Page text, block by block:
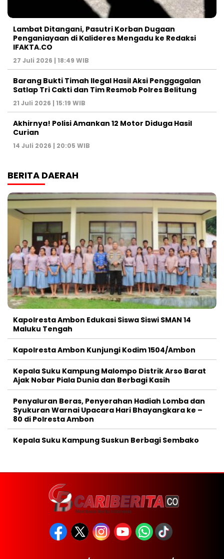
Lambat Ditangani, Pasutri Korban Dugaan
Penganiayaan di Kalideres Mengadu ke Redaksi
IFAKTA.CO
27 Juli 2026 | 18:49 WIB
Barang Bukti Timah Ilegal Hasil Aksi Penggagalan
Satlap Tri Cakti dan Tim Resmob Polres Belitung
21 Juli 2026 | 15:19 WIB
Akhirnya! Polisi Amankan 12 Motor Diduga Hasil
Curian
14 Juli 2026 | 20:05 WIB
BERITA DAERAH
Kapolresta Ambon Edukasi Siswa Siswi SMAN 14
Maluku Tengah
Kapolresta Ambon Kunjungi Kodim 1504/Ambon
Kepala Suku Kampung Malompo Distrik Arso Barat
Ajak Nobar Piala Dunia dan Berbagi Kasih
Penyaluran Beras, Penyerahan Hadiah Lomba dan
Syukuran Warnai Upacara Hari Bhayangkara ke –
80 di Polresta Ambon
Kepala Suku Kampung Suskun Berbagi Sembako